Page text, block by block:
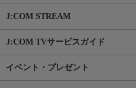
J:COM STREAM
J:COM TVサービスガイド
イベント・プレゼント